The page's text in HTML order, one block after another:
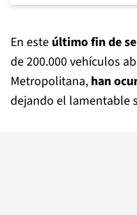
En este último fin de
de 200.000 vehículos
Metropolitana, han
dejando el lamentable